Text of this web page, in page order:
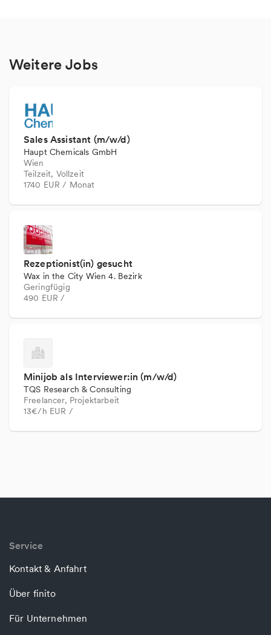
Weitere Jobs
Sales Assistant (m/w/d)
Haupt Chemicals GmbH
Wien
Teilzeit, Vollzeit
1740 EUR / Monat
Rezeptionist(in) gesucht
Wax in the City Wien 4. Bezirk
Geringfügig
490 EUR /
Minijob als Interviewer:in (m/w/d)
TQS Research & Consulting
Freelancer, Projektarbeit
13€/h EUR /
Service
Kontakt & Anfahrt
Über finito
Für Unternehmen